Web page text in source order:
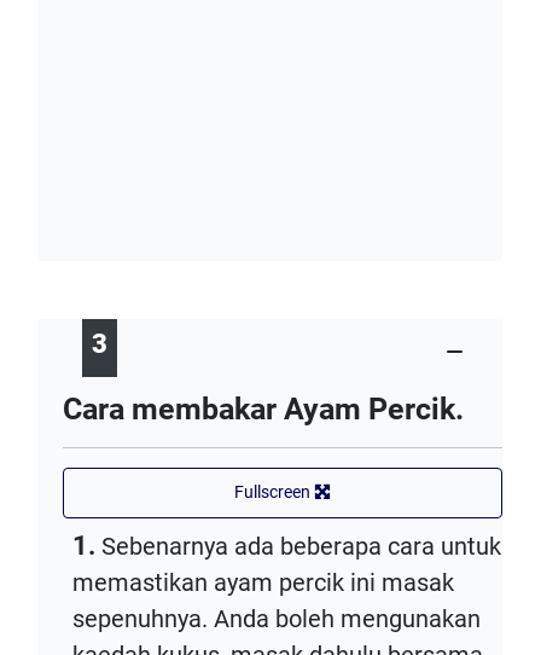
3
Cara membakar Ayam Percik.
Fullscreen
1. Sebenarnya ada beberapa cara untuk
memastikan ayam percik ini masak
sepenuhnya. Anda boleh mengunakan